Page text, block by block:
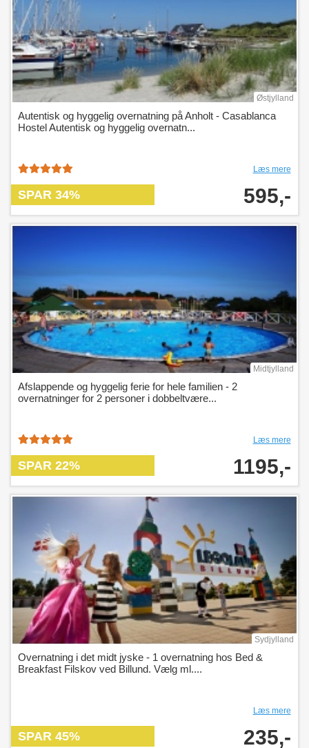
Østjylland
Autentisk og hyggelig overnatning på Anholt - Casablanca
Hostel Autentisk og hyggelig overnatn...
Læs mere
SPAR 34% 595,-
Midtjylland
Afslappende og hyggelig ferie for hele familien - 2
overnatninger for 2 personer i dobbeltvære...
Læs mere
SPAR 22% 1195,-
Sydjylland
Overnatning i det midt jyske - 1 overnatning hos Bed &
Breakfast Filskov ved Billund. Vælg ml....
Læs mere
SPAR 45% 235,-